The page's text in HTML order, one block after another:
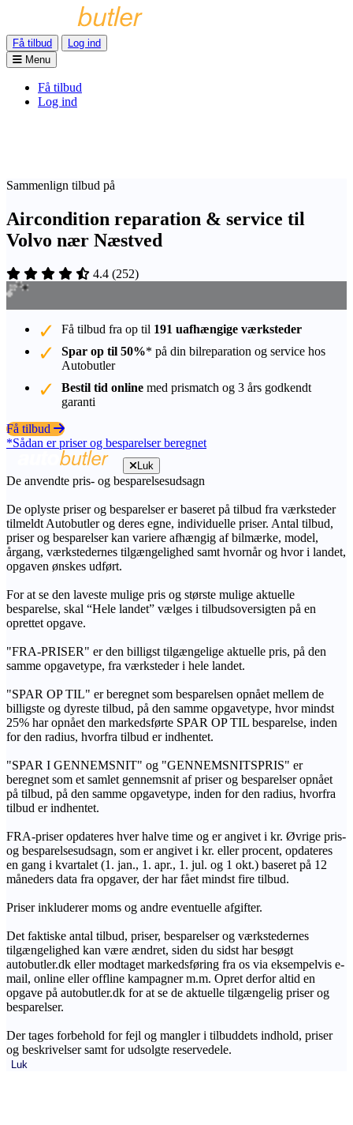
Få tilbud
Log ind
Menu
Få tilbud
Log ind
Sammenlign tilbud på
Aircondition reparation & service til
Volvo nær Næstved
4.4 (252)
Få tilbud fra op til 191 uafhængige værksteder
Spar op til 50%* på din bilreparation og service hos
Autobutler
Bestil tid online med prismatch og 3 års godkendt
garanti
Få tilbud
*Sådan er priser og besparelser beregnet
Luk
De anvendte pris- og besparelsesudsagn
De oplyste priser og besparelser er baseret på tilbud fra værksteder
tilmeldt Autobutler og deres egne, individuelle priser. Antal tilbud,
priser og besparelser kan variere afhængig af bilmærke, model,
årgang, værkstedernes tilgængelighed samt hvornår og hvor i landet,
opgaven ønskes udført.
For at se den laveste mulige pris og største mulige aktuelle
besparelse, skal “Hele landet” vælges i tilbudsoversigten på en
oprettet opgave.
"FRA-PRISER" er den billigst tilgængelige aktuelle pris, på den
samme opgavetype, fra værksteder i hele landet.
"SPAR OP TIL" er beregnet som besparelsen opnået mellem de
billigste og dyreste tilbud, på den samme opgavetype, hvor mindst
25% har opnået den markedsførte SPAR OP TIL besparelse, inden
for den radius, hvorfra tilbud er indhentet.
"SPAR I GENNEMSNIT" og "GENNEMSNITSPRIS" er
beregnet som et samlet gennemsnit af priser og besparelser opnået
på tilbud, på den samme opgavetype, inden for den radius, hvorfra
tilbud er indhentet.
FRA-priser opdateres hver halve time og er angivet i kr. Øvrige pris-
og besparelsesudsagn, som er angivet i kr. eller procent, opdateres
en gang i kvartalet (1. jan., 1. apr., 1. jul. og 1 okt.) baseret på 12
måneders data fra opgaver, der har fået mindst fire tilbud.
Priser inkluderer moms og andre eventuelle afgifter.
Det faktiske antal tilbud, priser, besparelser og værkstedernes
tilgængelighed kan være ændret, siden du sidst har besøgt
autobutler.dk eller modtaget markedsføring fra os via eksempelvis e-
mail, online eller offline kampagner m.m. Opret derfor altid en
opgave på autobutler.dk for at se de aktuelle tilgængelig priser og
besparelser.
Der tages forbehold for fejl og mangler i tilbuddets indhold, priser
og beskrivelser samt for udsolgte reservedele.
Luk